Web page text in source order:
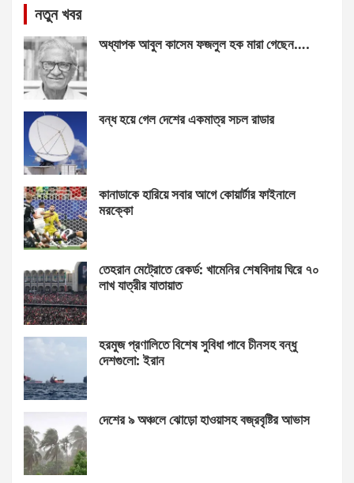
নতুন খবর
অধ্যাপক আবুল কাসেম ফজলুল হক মারা গেছেন….
বন্ধ হয়ে গেল দেশের একমাত্র সচল রাডার
কানাডাকে হারিয়ে সবার আগে কোয়ার্টার ফাইনালে
মরক্কো
তেহরান মেট্রোতে রেকর্ড: খামেনির শেষবিদায় ঘিরে ৭০
লাখ যাত্রীর যাতায়াত
হরমুজ প্রণালিতে বিশেষ সুবিধা পাবে চীনসহ বন্ধু
দেশগুলো: ইরান
দেশের ৯ অঞ্চলে ঝোড়ো হাওয়াসহ বজ্রবৃষ্টির আভাস